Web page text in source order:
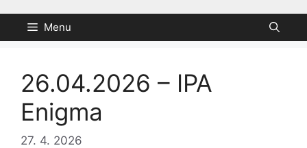
obsah
Menu
26.04.2026 – IPA
Enigma
27. 4. 2026